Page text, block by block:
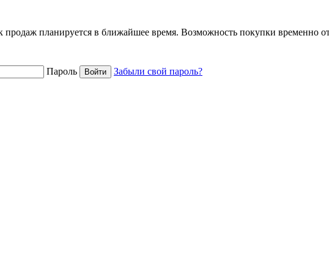
продаж планируется в ближайшее время. Возможность покупки временно
Пароль
Забыли свой пароль?